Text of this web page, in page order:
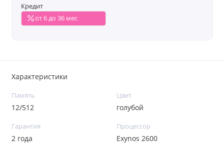
Кредит
от 6 до 36 мес
Характеристики
Память
12/512
Цвет
голубой
Гарантия
2 года
Процессор
Exynos 2600